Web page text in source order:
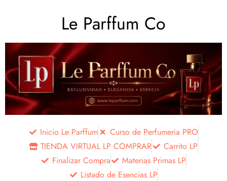
Le Parffum Co
Inicio Le Parffum
Curso de Perfumeria PRO
TIENDA VIRTUAL LP COMPRAR
Carrito LP
Finalizar Compra
Materias Primas LP
Listado de Esencias LP